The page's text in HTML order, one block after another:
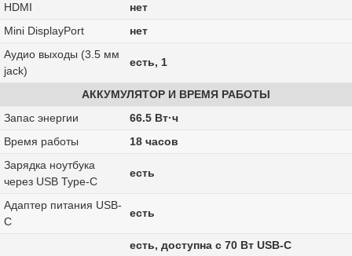
HDMI
нет
Mini DisplayPort
нет
Аудио выходы (3.5 мм
jack)
есть, 1
АККУМУЛЯТОР И ВРЕМЯ РАБОТЫ
Запас энергии
66.5 Вт·ч
Время работы
18 часов
Зарядка ноутбука
через USB Type-C
есть
Адаптер питания USB-
C
есть
есть, доступна с 70 Вт USB-C